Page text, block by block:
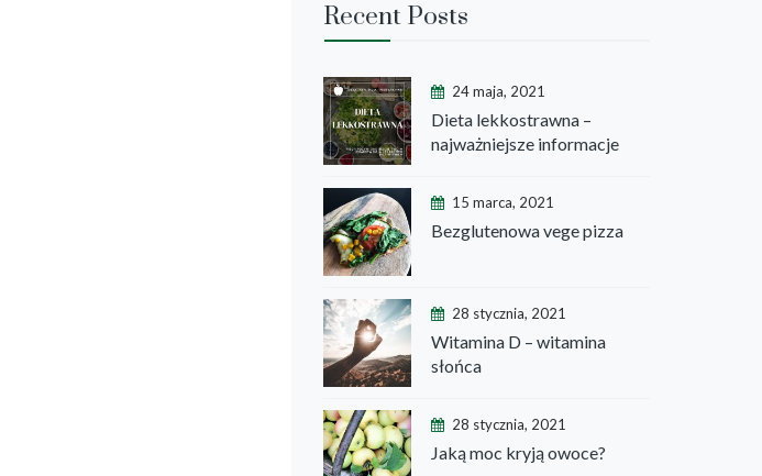
Recent Posts
24 maja, 2021
Dieta lekkostrawna –
najważniejsze informacje
15 marca, 2021
Bezglutenowa vege pizza
28 stycznia, 2021
Witamina D – witamina
słońca
28 stycznia, 2021
Jaką moc kryją owoce?